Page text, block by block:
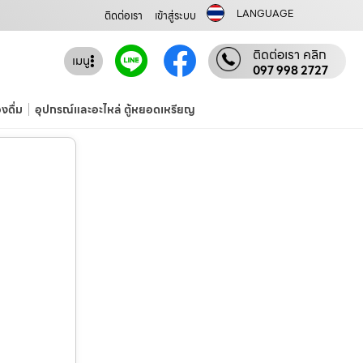
ติดต่อเรา เข้าสู่ระบบ LANGUAGE
เมนู ติดต่อเรา คลิก
097 998 2727
ดื่ม อุปกรณ์และอะไหล่ ตู้หยอดเหรียญ